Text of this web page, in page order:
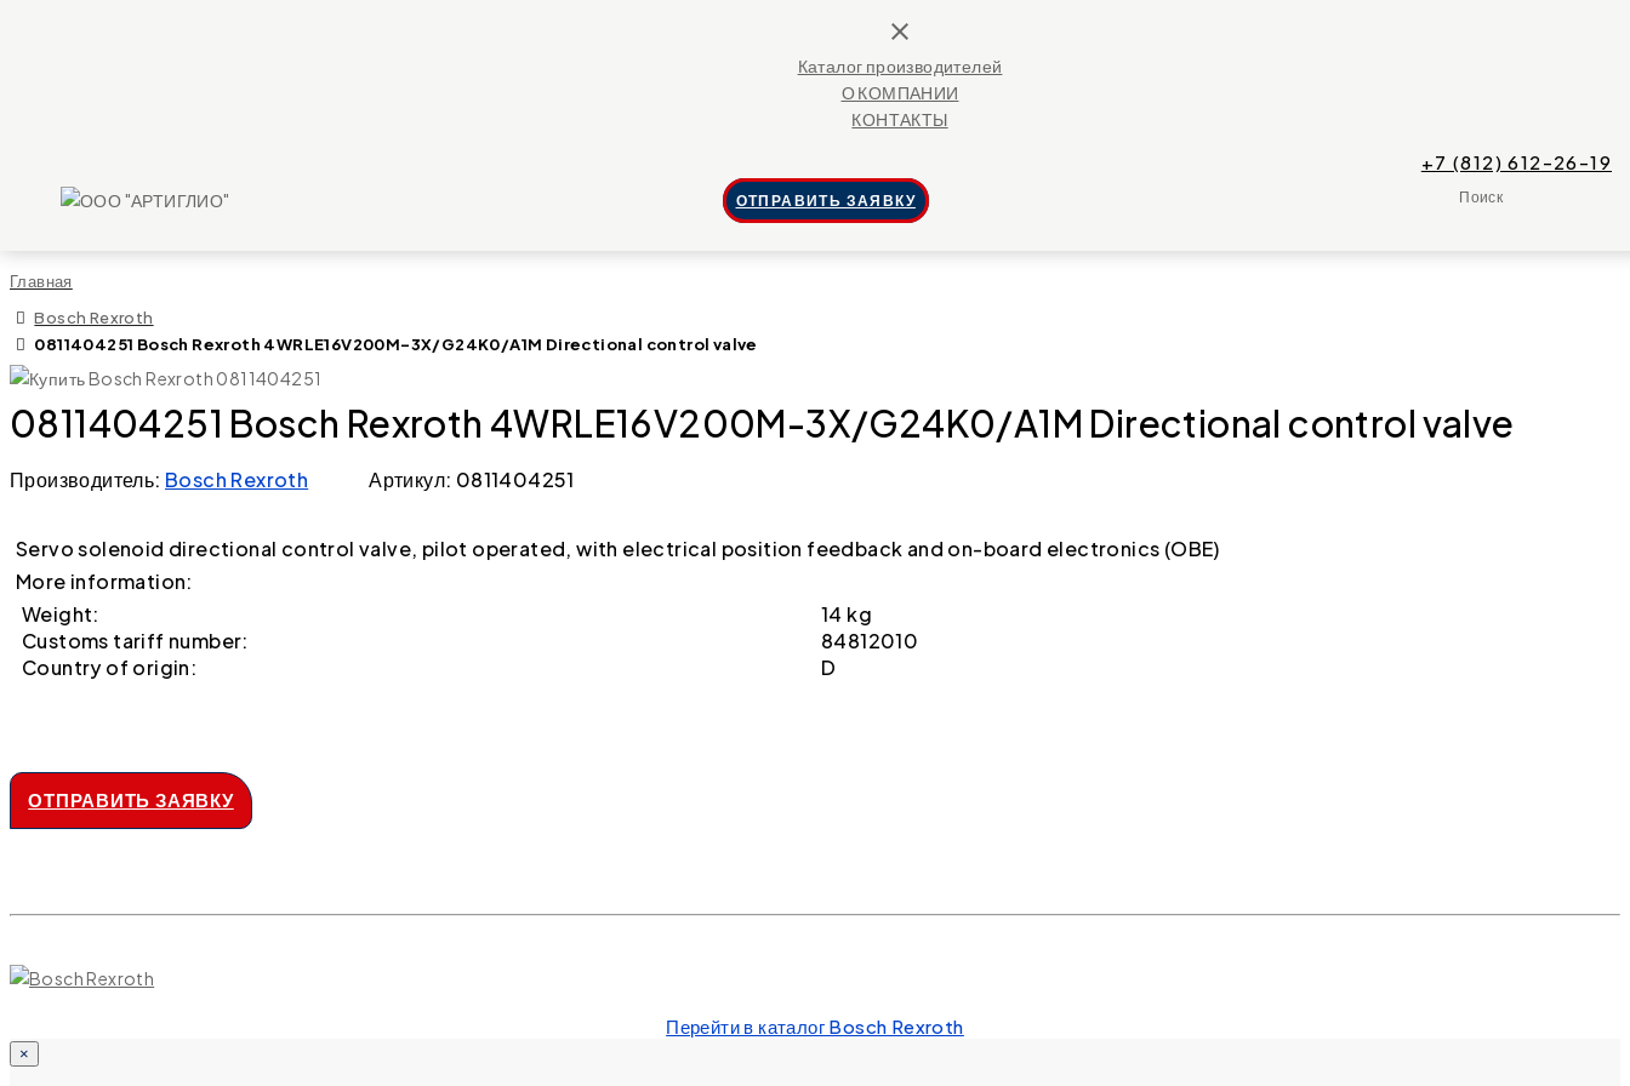
close
Каталог производителей
О КОМПАНИИ
КОНТАКТЫ
ОТПРАВИТЬ ЗАЯВКУ
+7 (812) 612-26-19
Поиск
Главная
Bosch Rexroth
0811404251 Bosch Rexroth 4WRLE16V200M-3X/G24K0/A1M Directional control valve
0811404251 Bosch Rexroth 4WRLE16V200M-3X/G24K0/A1M Directional control valve
Производитель: Bosch Rexroth Артикул: 0811404251
Servo solenoid directional control valve, pilot operated, with electrical position feedback and on-board electronics (OBE)
More information:
Weight:
14 kg
Customs tariff number:
84812010
Country of origin:
D
ОТПРАВИТЬ ЗАЯВКУ
Перейти в каталог Bosch Rexroth
×